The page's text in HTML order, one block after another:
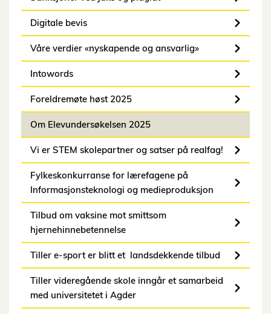
Digitale bevis
Våre verdier «nyskapende og ansvarlig»
Intowords
Foreldremøte høst 2025
Om Elevundersøkelsen 2025
Vi er STEM skolepartner og satser på realfag!
Fylkeskonkurranse for lærefagene på
Informasjonsteknologi og medieproduksjon
Tilbud om vaksine mot smittsom
hjernehinnebetennelse
Tiller e-sport er blitt et landsdekkende tilbud
Tiller videregående skole inngår et samarbeid
med universitetet i Agder